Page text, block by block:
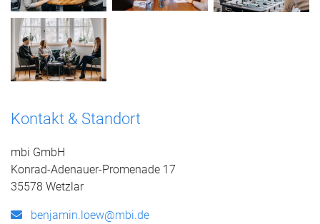
Kontakt & Standort
mbi GmbH
Konrad-Adenauer-Promenade 17
35578 Wetzlar
benjamin.loew@mbi.de